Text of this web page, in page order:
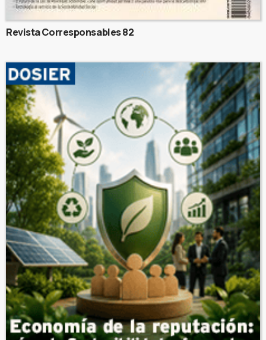
Revista Corresponsables 82